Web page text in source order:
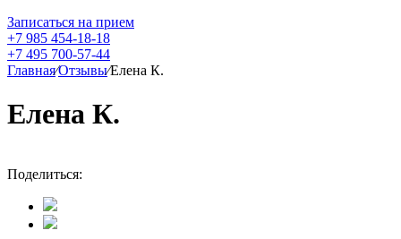
Записаться на прием
+7 985 454-18-18
+7 495 700-57-44
Главная⁄Отзывы⁄Елена К.
Елена К.
Поделиться: